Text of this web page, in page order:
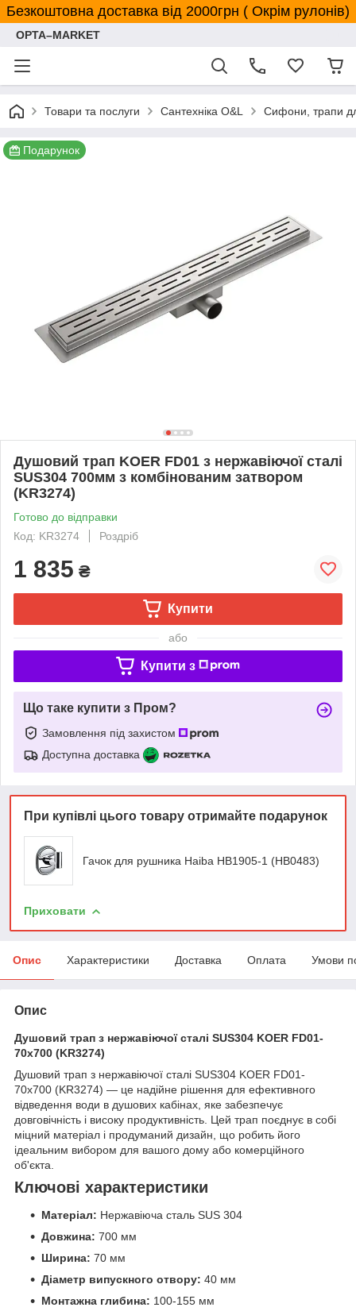
Безкоштовна доставка від 2000грн ( Окрім рулонів)
OPTA–MARKET
Товари та послуги Сантехніка O&L Сифони, трапи
Подарунок
Душовий трап KOER FD01 з нержавіючої сталі
SUS304 700мм з комбінованим затвором
(KR3274)
Готово до відправки
Код: KR3274
Роздріб
1 835 ₴
Купити
або
Купити з
Що таке купити з Пром?
Замовлення під захистом
Доступна доставка
При купівлі цього товару отримайте подарунок
Гачок для рушника Haiba HB1905-1 (HB0483)
Приховати
Опис Характеристики Доставка Оплата Умови
Опис
Душовий трап з нержавіючої сталі SUS304 KOER FD01-
70x700 (KR3274)
Душовий трап з нержавіючої сталі SUS304 KOER FD01-
70x700 (KR3274) — це надійне рішення для ефективного
відведення води в душових кабінах, яке забезпечує
довговічність і високу продуктивність. Цей трап поєднує в собі
міцний матеріал і продуманий дизайн, що робить його
ідеальним вибором для вашого дому або комерційного
об'єкта.
Ключові характеристики
Матеріал: Нержавіюча сталь SUS 304
Довжина: 700 мм
Ширина: 70 мм
Діаметр випускного отвору: 40 мм
Монтажна глибина: 100-155 мм